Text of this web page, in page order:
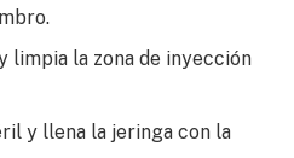
limpia la zona de inyección
y llena la jeringa con la